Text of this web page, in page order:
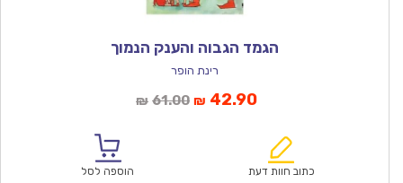
הגמד הגבוה והענק הנמוך
רינת הופר
₪ 61.00המחיר
₪61.00.
₪ 42.90המחיר
הוא:
כתוב חוות דעת הוספה לסל